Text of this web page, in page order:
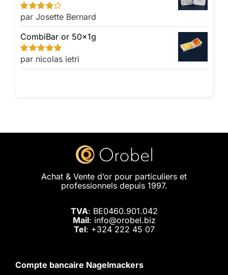
Note4sur
5
par Josette Bernard
CombiBar or 50x1g
Note 5sur 5
par nicolas ietri
Achat & Vente d’or pour particuliers et
professionnels depuis 1997.
TVA: BE0460.901.042
Mail: info@orobel.biz
Tel: +324 222 45 07
Compte bancaire Nagelmackers